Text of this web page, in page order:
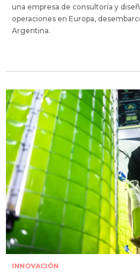
una empresa de consultoría y
operaciones en Europa,
Argentina.
INNOVACIÓN